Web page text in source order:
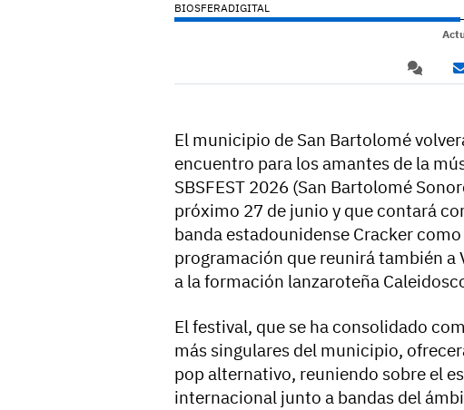
BIOSFERADIGITAL
El municipio de San Bartolomé
encuentro para los amantes de la
SBSFEST 2026 (San Bartolomé
próximo 27 de junio y que contará
banda estadounidense Cracker
programación que reunirá también a
a la formación lanzaroteña
El festival, que se ha consolidado
más singulares del municipio,
pop alternativo, reuniendo sobre el
internacional junto a bandas del